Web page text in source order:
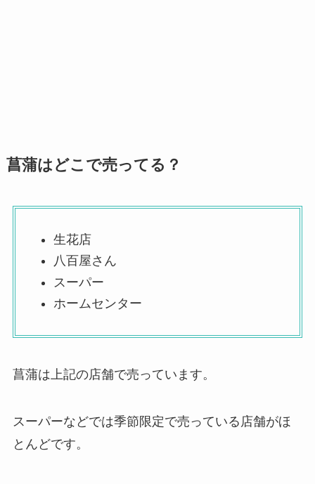
菖蒲はどこで売ってる？
生花店
八百屋さん
スーパー
ホームセンター
菖蒲は上記の店舗で売っています。
スーパーなどでは季節限定で売っている店舗がほ
とんどです。